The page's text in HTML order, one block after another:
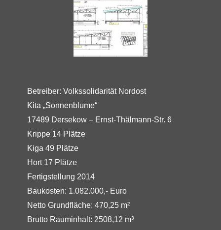
Betreiber: Volkssolidarität Nordost
Kita „Sonnenblume“
17489 Dersekow – Ernst-Thälmann-Str. 6
Krippe 14 Plätze
Kiga 49 Plätze
Hort 17 Plätze
Fertigstellung 2014
Baukosten: 1.082.000,- Euro
Netto Grundfläche: 470,25 m²
Brutto Rauminhalt: 2508,12 m³